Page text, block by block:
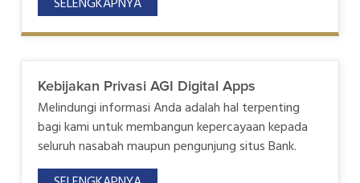
Kebijakan Privasi AGI Digital Apps
Melindungi informasi Anda adalah hal terpenting
bagi kami untuk membangun kepercayaan kepada
seluruh nasabah maupun pengunjung situs Bank.